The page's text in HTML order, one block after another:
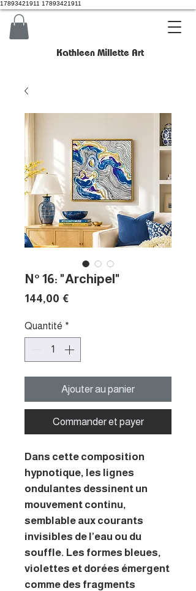
17893421911 17893421911
Kathleen Millette Art
N° 16: "Archipel"
144,00 €
Quantité *
Ajouter au panier
Commander et payer
Dans cette composition
hypnotique, les lignes
ondulantes dessinent un
mouvement continu,
semblable aux courants
invisibles de l’eau ou du
souffle. Les formes bleues,
violettes et dorées émergent
comme des fragments